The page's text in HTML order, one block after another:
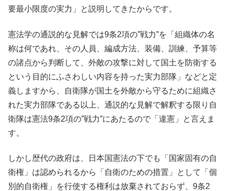
要最小限度の実力」と説明してきたからです。
憲法学の通説的な見解では9条2項の”戦力”を「組織体の名
称は何であれ、その人員、編成方法、装備、訓練、予算等
の諸点から判断して、外敵の攻撃に対して国土を防衛する
という目的にふさわしい内容を持った実力部隊」などと定
義しますから、自衛隊が国土を外敵から守るために組織さ
れた実力部隊である以上、通説的な見解で解釈する限り自
衛隊は憲法9条2項の”戦力”にあたるので「違憲」と言えま
す。
しかし歴代の政府は、日本国憲法の下でも「国家固有の自
衛権」は認められるから「自衛のための措置」として「個
別的自衛権」を行使する権利は放棄されておらず、9条2